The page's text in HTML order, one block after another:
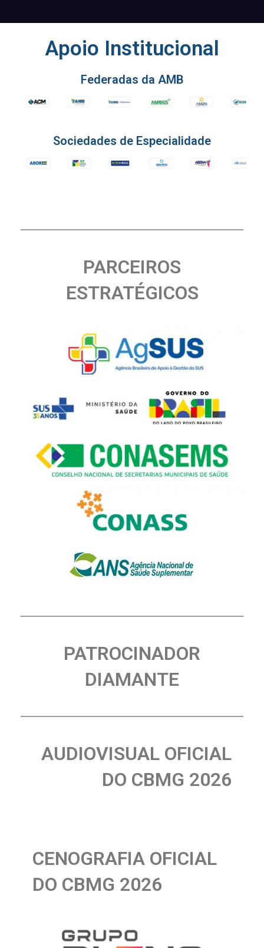
Apoio Institucional
Federadas da AMB
Sociedades de Especialidade
PARCEIROS
ESTRATÉGICOS
PATROCINADOR
DIAMANTE
AUDIOVISUAL OFICIAL
DO CBMG 2026
CENOGRAFIA OFICIAL
DO CBMG 2026